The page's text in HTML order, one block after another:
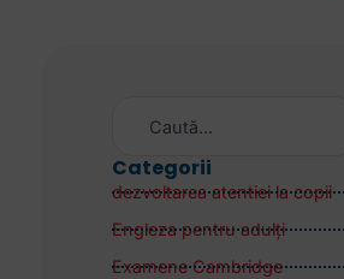
Categorii
dezvoltarea atentiei la copii
Engleza pentru adulţi
Examene Cambridge